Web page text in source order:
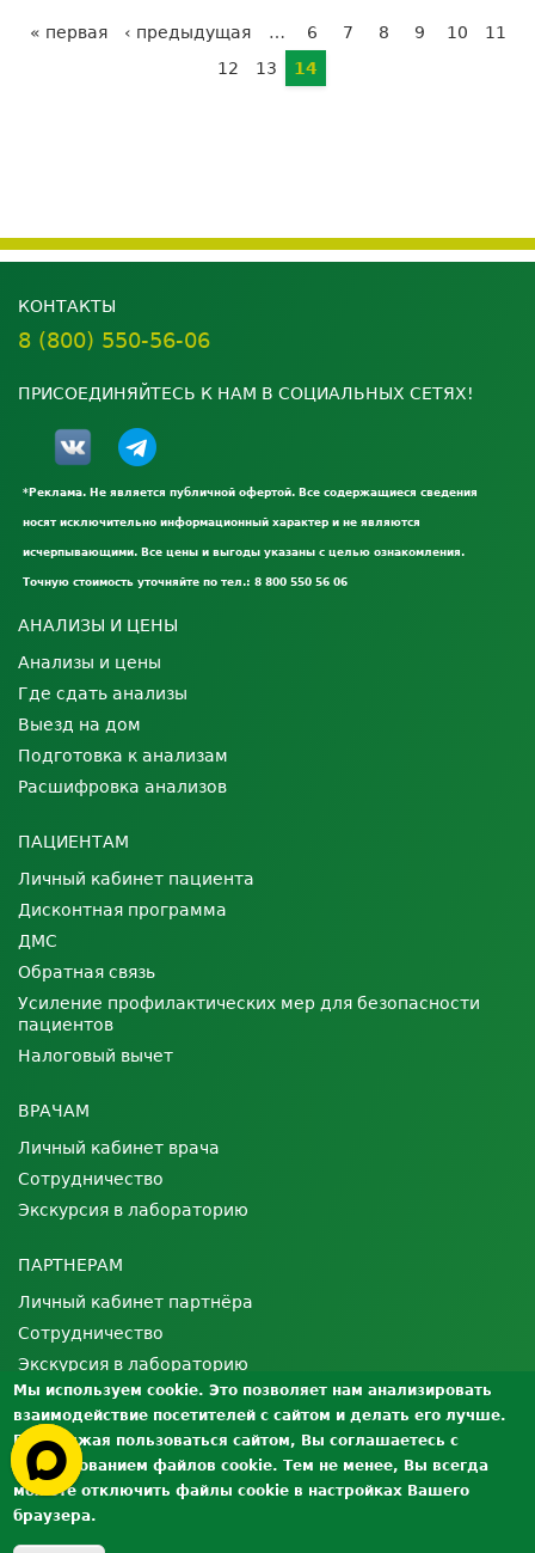
Страницы
« первая ‹ предыдущая … 6 7 8 9 10
11
12
13 14
КОНТАКТЫ
8 (800) 550-56-06
ПРИСОЕДИНЯЙТЕСЬ К НАМ В СОЦИАЛЬНЫХ СЕТЯХ!
*Реклама. Не является публичной офертой. Все содержащиеся сведения
носят исключительно информационный характер и не являются
исчерпывающими. Все цены и выгоды указаны с целью ознакомления.
Точную стоимость уточняйте по тел.: 8 800 550 56 06
АНАЛИЗЫ И ЦЕНЫ
Анализы и цены
Где сдать анализы
Выезд на дом
Подготовка к анализам
Расшифровка анализов
ПАЦИЕНТАМ
Личный кабинет пациента
Дисконтная программа
ДМС
Обратная связь
Усиление профилактических мер для безопасности
пациентов
Налоговый вычет
ВРАЧАМ
Личный кабинет врача
Сотрудничество
Экскурсия в лабораторию
ПАРТНЕРАМ
Личный кабинет партнёра
Сотрудничество
Экскурсия в лабораторию
О ЛАБОРАТОРИИ
Лицензии и сертификаты
Контроль качества
Вакансии
Мы используем cookie. Это позволяет нам анализировать
взаимодействие посетителей с сайтом и делать его лучше.
Продолжая пользоваться сайтом, Вы соглашаетесь с
использованием файлов cookie. Тем не менее, Вы всегда
можете отключить файлы cookie в настройках Вашего
браузера.